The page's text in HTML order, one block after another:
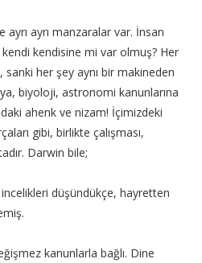
ayrı ayrı manzaralar var. İnsan
kendisine mi var olmuş? Her
sanki her şey aynı bir makineden
biyoloji, astronomi kanunlarına
ahenk ve nizam! İçimizdeki
gibi, birlikte çalışması,
Darwin bile;
incelikleri düşündükçe, hayretten
kanunlarla bağlı. Dine